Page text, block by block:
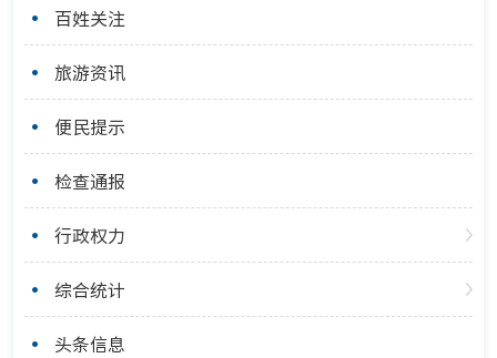
百姓关注
旅游资讯
便民提示
检查通报
行政权力
综合统计
头条信息